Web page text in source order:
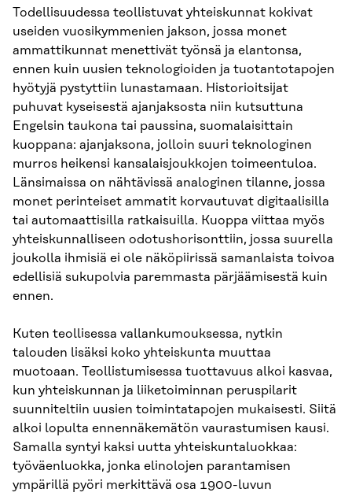
Todellisuudessa teollistuvat yhteiskunnat kokivat
useiden vuosikymmenien jakson, jossa monet
ammattikunnat menettivät työnsä ja elantonsa,
ennen kuin uusien teknologioiden ja tuotantotapojen
hyötyjä pystyttiin lunastamaan. Historioitsijat
puhuvat kyseisestä ajanjaksosta niin kutsuttuna
Engelsin taukona tai paussina, suomalaisittain
kuoppana: ajanjaksona, jolloin suuri teknologinen
murros heikensi kansalaisjoukkojen toimeentuloa.
Länsimaissa on nähtävissä analoginen tilanne, jossa
monet perinteiset ammatit korvautuvat digitaalisilla
tai automaattisilla ratkaisuilla. Kuoppa viittaa myös
yhteiskunnalliseen odotushorisonttiin, jossa suurella
joukolla ihmisiä ei ole näköpiirissä samanlaista toivoa
edellisiä sukupolvia paremmasta pärjäämisestä kuin
ennen.
Kuten teollisessa vallankumouksessa, nytkin
talouden lisäksi koko yhteiskunta muuttaa
muotoaan. Teollistumisessa tuottavuus alkoi kasvaa,
kun yhteiskunnan ja liiketoiminnan peruspilarit
suunniteltiin uusien toimintatapojen mukaisesti. Siitä
alkoi lopulta ennennäkemätön vaurastumisen kausi.
Samalla syntyi kaksi uutta yhteiskuntaluokkaa:
työväenluokka, jonka elinolojen parantamisen
ympärillä pyöri merkittävä osa 1900-luvun